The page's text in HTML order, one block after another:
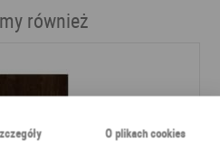
również
O plikach cookies